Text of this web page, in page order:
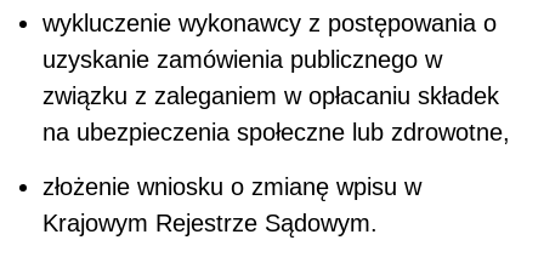
wykluczenie wykonawcy z postępowania o
uzyskanie zamówienia publicznego w
związku z zaleganiem w opłacaniu składek
na ubezpieczenia społeczne lub zdrowotne,
złożenie wniosku o zmianę wpisu w
Krajowym Rejestrze Sądowym.